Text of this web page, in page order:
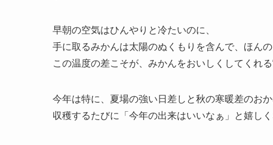
早朝の空気はひんやりと冷たいのに、
手に取るみかんは太陽のぬくもりを含んで、ほんの
この温度の差こそが、みかんをおいしくしてくれる
今年は特に、夏場の強い日差しと秋の寒暖差のお
収穫するたびに「今年の出来はいいなぁ」と嬉し